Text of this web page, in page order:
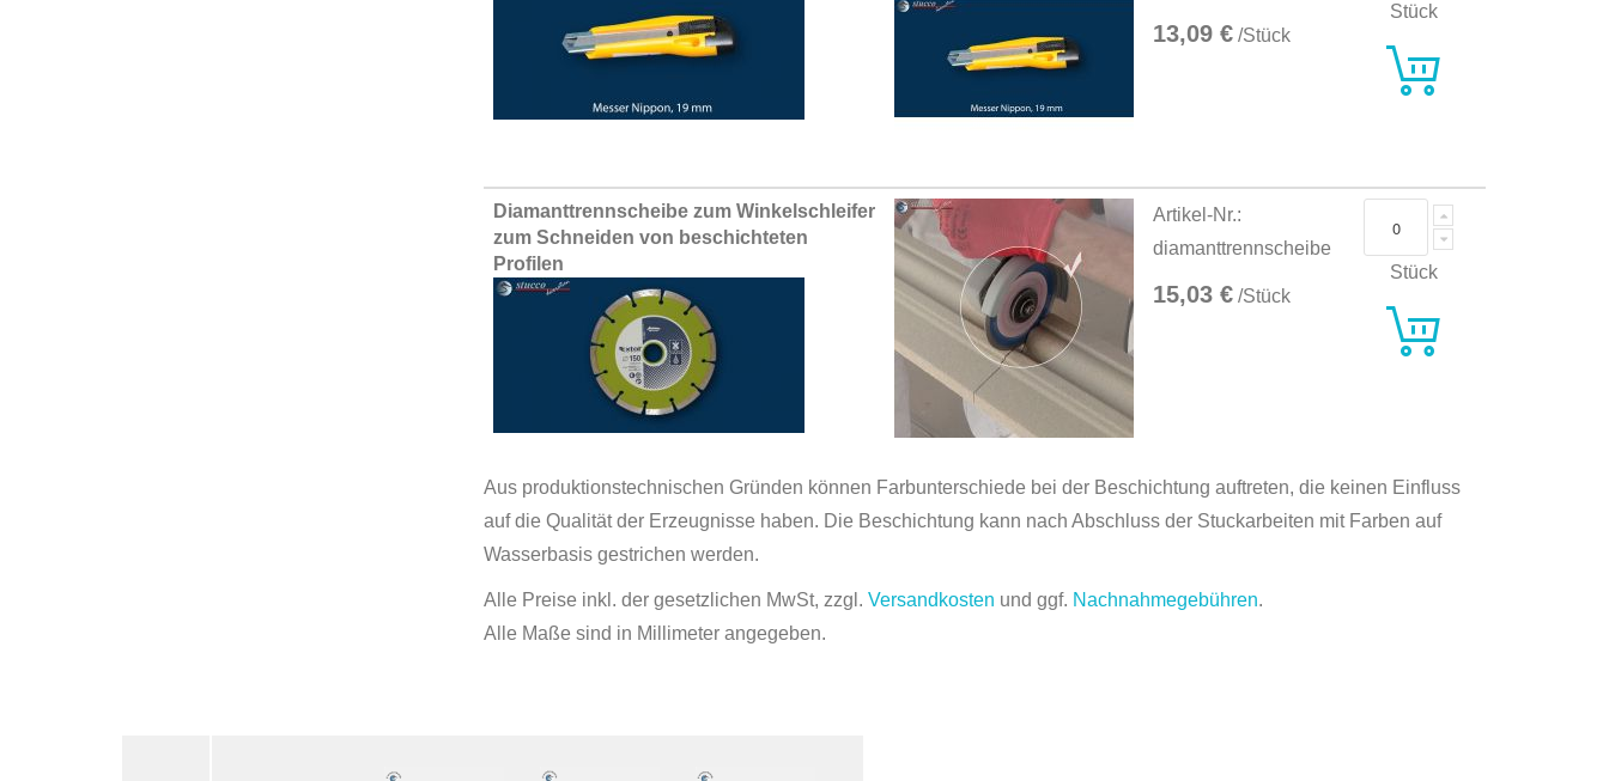
13,09 € /Stück
Stück
Diamanttrennscheibe zum Winkelschleifer
zum Schneiden von beschichteten
Profilen
Artikel-Nr.:
diamanttrennscheibe
15,03 € /Stück
Stück
Aus produktionstechnischen Gründen können Farbunterschiede bei der Beschichtung auftreten, die keinen Einfluss
auf die Qualität der Erzeugnisse haben. Die Beschichtung kann nach Abschluss der Stuckarbeiten mit Farben auf
Wasserbasis gestrichen werden.
Alle Preise inkl. der gesetzlichen MwSt, zzgl.Versandkosten und ggf. Nachnahmegebühren.
Alle Maße sind in Millimeter angegeben.